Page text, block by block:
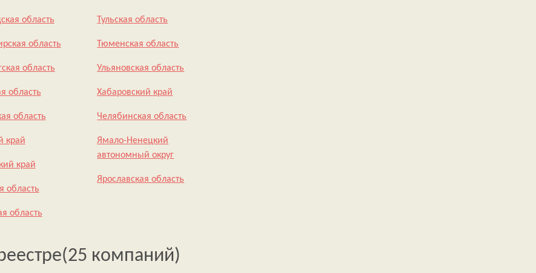
область
область
область
область
область
край
край
область
область
Тульская область
Тюменская область
Ульяновская область
Хабаровский край
Челябинская область
Ямало-Ненецкий
автономный округ
Ярославская область
(25 компаний)